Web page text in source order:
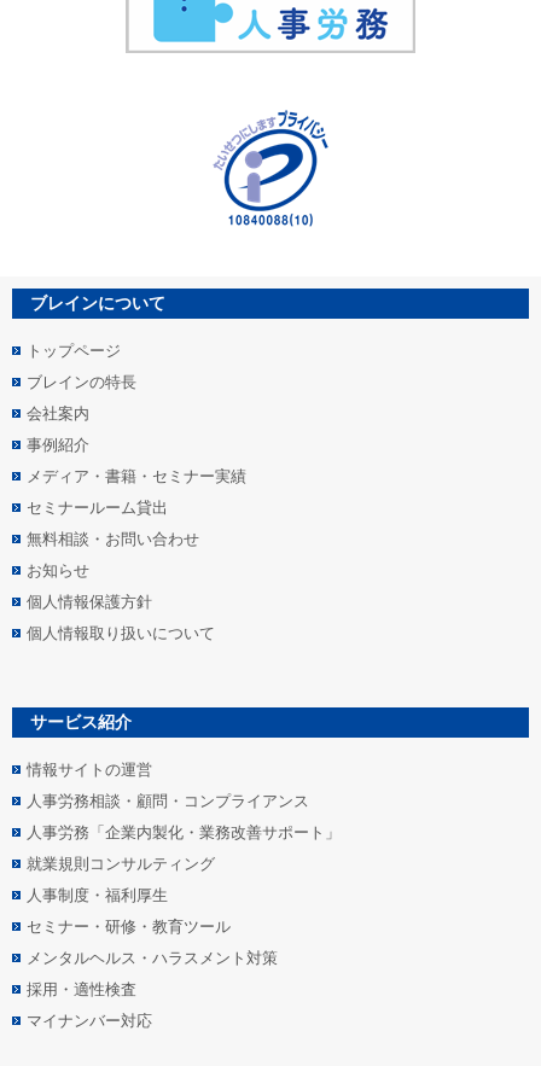
ブレインについて
トップページ
ブレインの特長
会社案内
事例紹介
メディア・書籍・セミナー実績
セミナールーム貸出
無料相談・お問い合わせ
お知らせ
個人情報保護方針
個人情報取り扱いについて
サービス紹介
情報サイトの運営
人事労務相談・顧問・コンプライアンス
人事労務「企業内製化・業務改善サポート」
就業規則コンサルティング
人事制度・福利厚生
セミナー・研修・教育ツール
メンタルヘルス・ハラスメント対策
採用・適性検査
マイナンバー対応